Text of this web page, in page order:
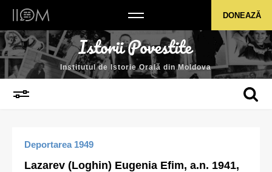
Institutul de Istorie Orală din MoldovaDONEAZĂ
Institutul de Istorie Orală din Moldova
Deportarea 1949
Lazarev (Loghin) Eugenia Efim, a.n. 1941,